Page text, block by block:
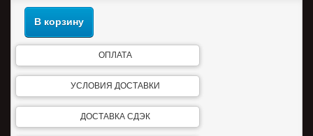
В корзину
ОПЛАТА
УСЛОВИЯ ДОСТАВКИ
ДОСТАВКА СДЭК